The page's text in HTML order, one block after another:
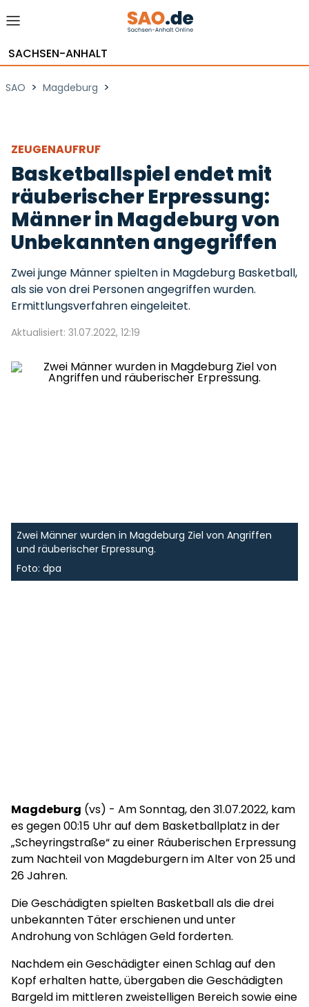
SACHSEN-ANHALT
SAO > Magdeburg >
ZEUGENAUFRUF
Basketballspiel endet mit
räuberischer Erpressung:
Männer in Magdeburg von
Unbekannten angegriffen
Zwei junge Männer spielten in Magdeburg Basketball,
als sie von drei Personen angegriffen wurden.
Ermittlungsverfahren eingeleitet.
Aktualisiert: 31.07.2022, 12:19
Zwei Männer wurden in Magdeburg Ziel von Angriffen
und räuberischer Erpressung.
Foto: dpa
Magdeburg (vs) - Am Sonntag, den 31.07.2022, kam
es gegen 00:15 Uhr auf dem Basketballplatz in der
„Scheyringstraße“ zu einer Räuberischen Erpressung
zum Nachteil von Magdeburgern im Alter von 25 und
26 Jahren.
Die Geschädigten spielten Basketball als die drei
unbekannten Täter erschienen und unter
Androhung von Schlägen Geld forderten.
Nachdem ein Geschädigter einen Schlag auf den
Kopf erhalten hatte, übergaben die Geschädigten
Bargeld im mittleren zweistelligen Bereich sowie eine